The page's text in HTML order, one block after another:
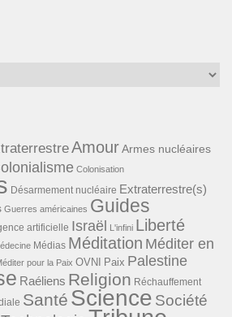
AmourArmes nucléaires
Colonisation
Désarmement nucléaire Extraterrestre(s)
Guerres américaines Guides
artificielle Israël L'infini Liberté
Médias Méditation Méditer en
pour la Paix OVNI Paix Palestine
Raéliens Religion Réchauffement
Santé Science Société